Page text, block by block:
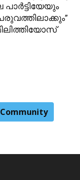
പാർട്ടിയേയും
Community